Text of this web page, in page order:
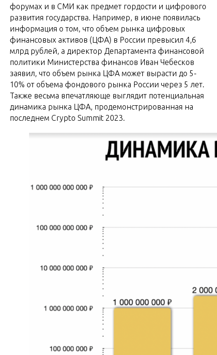
форумах и в СМИ как предмет гордости и цифрового
развития государства. Например, в июне появилась
информация о том, что объем рынка цифровых
финансовых активов (ЦФА) в России превысил 4,6
млрд рублей, а директор Департамента финансовой
политики Министерства финансов Иван Чебесков
заявил, что объем рынка ЦФА может вырасти до 5-
10% от объема фондового рынка России через 5 лет.
Также весьма впечатляюще выглядит потенциальная
динамика рынка ЦФА, продемонстрированная на
последнем Crypto Summit 2023.